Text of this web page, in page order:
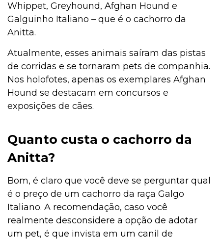
Whippet, Greyhound, Afghan Hound e
Galguinho Italiano – que é o cachorro da
Anitta.
Atualmente, esses animais saíram das pistas
de corridas e se tornaram pets de companhia.
Nos holofotes, apenas os exemplares Afghan
Hound se destacam em concursos e
exposições de cães.
Quanto custa o cachorro da
Anitta?
Bom, é claro que você deve se perguntar qual
é o preço de um cachorro da raça Galgo
Italiano. A recomendação, caso você
realmente desconsidere a opção de adotar
um pet, é que invista em um canil de